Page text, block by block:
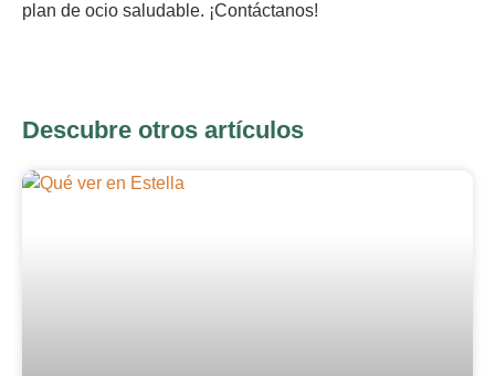
plan de ocio saludable. ¡Contáctanos!
Descubre otros artículos